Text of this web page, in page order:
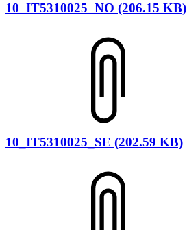
10_IT5310025_NO (206.15 KB)
10_IT5310025_SE (202.59 KB)